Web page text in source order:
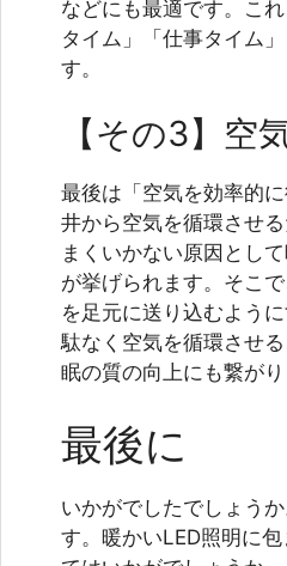
などにも最適です。こ
タイム」「仕事タイム
す。
【その3】空
最後は「空気を効率的
井から空気を循環させ
まくいかない原因とし
が挙げられます。そこ
を足元に送り込むよう
駄なく空気を循環させ
眠の質の向上にも繋が
最後に
いかがでしたでしょう
す。暖かいLED照明に